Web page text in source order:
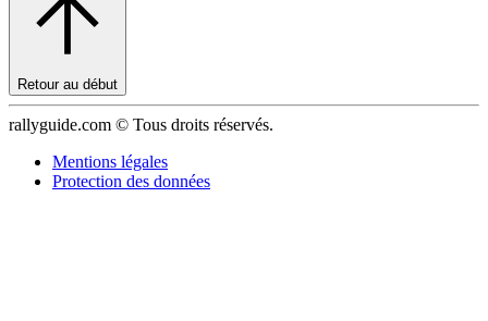
Retour au début
rallyguide.com © Tous droits réservés.
Mentions légales
Protection des données